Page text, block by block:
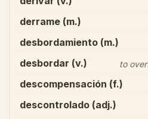
derrame (m.)
desbordamiento (m.)
desbordar (v.) to
descompensación (f.)
descontrolado (adj.)